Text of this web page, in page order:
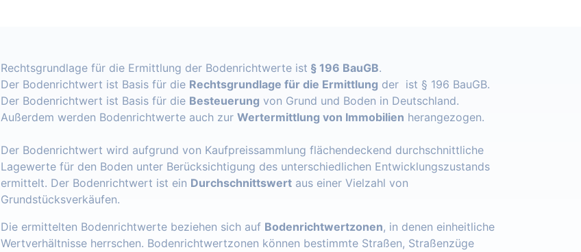
Rechtsgrundlage für die Ermittlung der Bodenrichtwerte ist § 196 BauGB.
Der Bodenrichtwert ist Basis für die Rechtsgrundlage für die Ermittlung der ist § 196 BauGB.
Der Bodenrichtwert ist Basis für die Besteuerung von Grund und Boden in Deutschland.
Außerdem werden Bodenrichtwerte auch zur Wertermittlung von Immobilien herangezogen.
Der Bodenrichtwert wird aufgrund von Kaufpreissammlung flächendeckend durchschnittliche
Lagewerte für den Boden unter Berücksichtigung des unterschiedlichen Entwicklungszustands
ermittelt. Der Bodenrichtwert ist ein Durchschnittswert aus einer Vielzahl von
Grundstücksverkäufen.
Die ermittelten Bodenrichtwerte beziehen sich auf Bodenrichtwertzonen, in denen einheitliche
Wertverhältnisse herrschen. Bodenrichtwertzonen können bestimmte Straßen, Straßenzüge